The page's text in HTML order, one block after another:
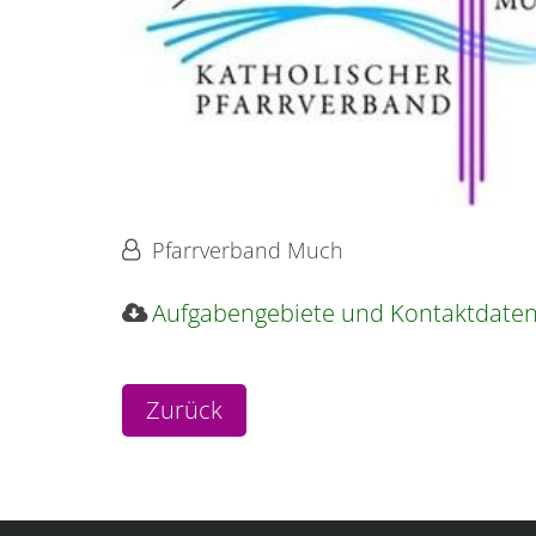
Von:Pfarrverband Much
Aufgabengebiete und
Zurück